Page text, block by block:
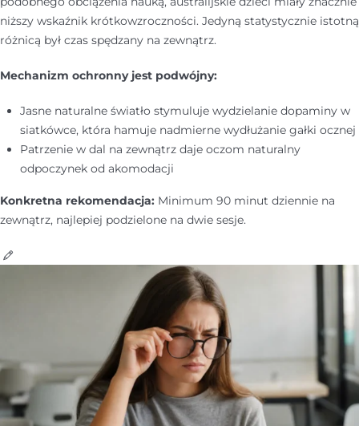
niższy wskaźnik krótkowzroczności. Jedyną statystycznie istotną
różnicą był czas spędzany na zewnątrz.
Mechanizm ochronny jest podwójny:
Jasne naturalne światło stymuluje wydzielanie dopaminy w
siatkówce, która hamuje nadmierne wydłużanie gałki ocznej
Patrzenie w dal na zewnątrz daje oczom naturalny
odpoczynek od akomodacji
Konkretna rekomendacja: Minimum 90 minut dziennie na
zewnątrz, najlepiej podzielone na dwie sesje.